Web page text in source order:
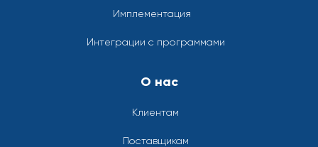
Имплементация
Интеграции с программами
О нас
Клиентам
Поставщикам